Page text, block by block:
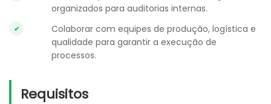
organizados para auditorias internas.
Colaborar com equipes de produção, logística e
qualidade para garantir a execução de
processos.
Requisitos